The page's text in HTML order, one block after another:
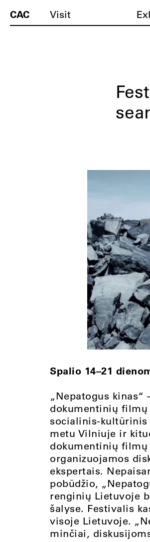
CAC Visit
Spalio 14–21
„Nepatogus
dokumentinių filmų
socialinis-kultūrinis
metu Vilniuje ir
dokumentinių
organizuojamos
ekspertais.
pobūdžio,
renginių Lietuvoje
šalyse. Festivalis
visoje Lietuvoje.
minčiai,